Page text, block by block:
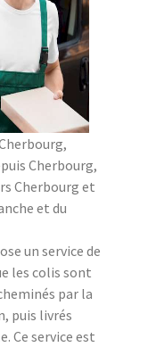
Cherbourg,
Cherbourg et
et du
un service de
les colis sont
par la
puis livrés
Ce service est